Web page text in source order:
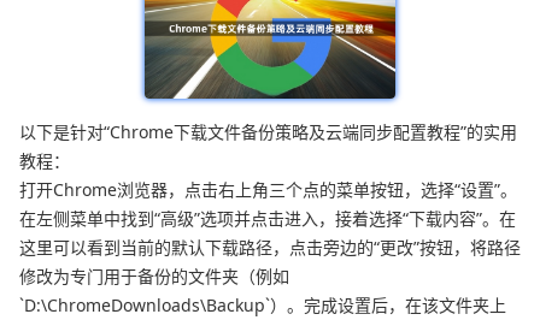
以下是针对“Chrome下载文件备份策略及云端同步配置教程”的实用
教程：
打开Chrome浏览器，点击右上角三个点的菜单按钮，选择“设置”。
在左侧菜单中找到“高级”选项并点击进入，接着选择“下载内容”。在
这里可以看到当前的默认下载路径，点击旁边的“更改”按钮，将路径
修改为专门用于备份的文件夹（例如
`D:\ChromeDownloads\Backup`）。完成设置后，在该文件夹上